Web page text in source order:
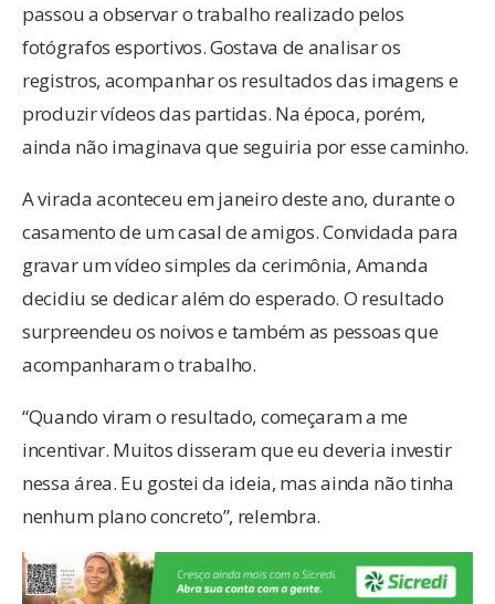
passou a observar o trabalho realizado pelos
fotógrafos esportivos. Gostava de analisar os
registros, acompanhar os resultados das imagens e
produzir vídeos das partidas. Na época, porém,
ainda não imaginava que seguiria por esse caminho.
A virada aconteceu em janeiro deste ano, durante o
casamento de um casal de amigos. Convidada para
gravar um vídeo simples da cerimônia, Amanda
decidiu se dedicar além do esperado. O resultado
surpreendeu os noivos e também as pessoas que
acompanharam o trabalho.
“Quando viram o resultado, começaram a me
incentivar. Muitos disseram que eu deveria investir
nessa área. Eu gostei da ideia, mas ainda não tinha
nenhum plano concreto”, relembra.